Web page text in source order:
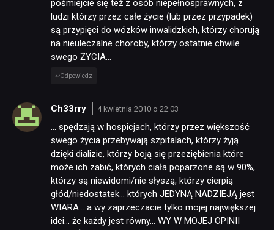
pośmiejcie się też z osób niepełnosprawnych, z
ludzi którzy przez całe życie (lub przez przypadek)
są przypięci do wózków inwalidzkich, którzy chorują
na nieuleczalne choroby, którzy ostatnie chwile
swego ŻYCIA…
Odpowiedz
Ch33rry 4 kwietnia 2010 o 22:03
… spędzają w hospicjach, którzy przez większość
swego życia przebywają szpitalach, którzy żyją
dzięki dializie, którzy boją się przeziębienia które
może ich zabić, których ciała poparzone są w 90%,
którzy są niewidomi/nie słyszą, którzy cierpią
głód/niedostatek… których JEDYNĄ NADZIEJĄ jest
WIARA… a wy zaprzeczacie tylko mojej największej
idei… że każdy jest równy… WY W MOJEJ OPINII